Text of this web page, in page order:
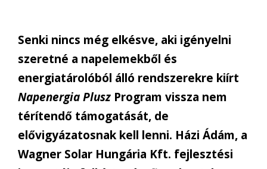
Senki nincs még elkésve, aki igényelni
szeretné a napelemekből és
energiatárolóból álló rendszerekre kiírt
Napenergia Plusz Program vissza nem
térítendő támogatását, de
elővigyázatosnak kell lenni. Házi Ádám, a
Wagner Solar Hungária Kft. fejlesztési